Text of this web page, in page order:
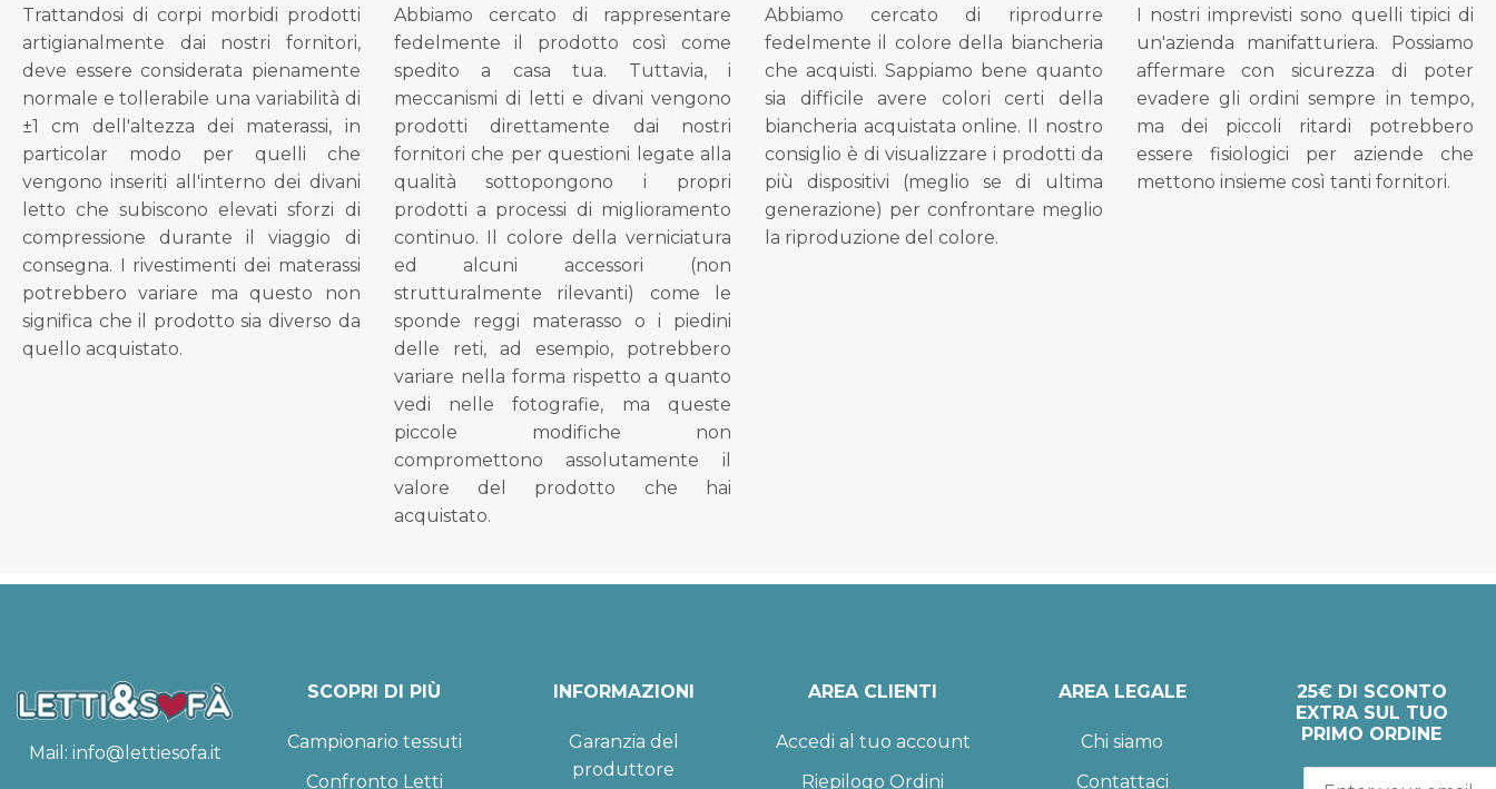
Trattandosi di corpi morbidi prodotti
artigianalmente dai nostri fornitori,
deve essere considerata pienamente
normale e tollerabile una variabilità di
±1 cm dell'altezza dei materassi, in
particolar modo per quelli che
vengono inseriti all'interno dei divani
letto che subiscono elevati sforzi di
compressione durante il viaggio di
consegna. I rivestimenti dei materassi
potrebbero variare ma questo non
significa che il prodotto sia diverso da
quello acquistato.
Abbiamo cercato di rappresentare
fedelmente il prodotto così come
spedito a casa tua. Tuttavia, i
meccanismi di letti e divani vengono
prodotti direttamente dai nostri
fornitori che per questioni legate alla
qualità sottopongono i propri
prodotti a processi di miglioramento
continuo. Il colore della verniciatura
ed alcuni accessori (non
strutturalmente rilevanti) come le
sponde reggi materasso o i piedini
delle reti, ad esempio, potrebbero
variare nella forma rispetto a quanto
vedi nelle fotografie, ma queste
piccole modifiche non
compromettono assolutamente il
valore del prodotto che hai
acquistato.
Abbiamo cercato di riprodurre
fedelmente il colore della biancheria
che acquisti. Sappiamo bene quanto
sia difficile avere colori certi della
biancheria acquistata online. Il nostro
consiglio è di visualizzare i prodotti da
più dispositivi (meglio se di ultima
generazione) per confrontare meglio
la riproduzione del colore.
I nostri imprevisti sono quelli tipici di
un'azienda manifatturiera. Possiamo
affermare con sicurezza di poter
evadere gli ordini sempre in tempo,
ma dei piccoli ritardi potrebbero
essere fisiologici per aziende che
mettono insieme così tanti fornitori.
Mail: info@lettiesofa.it
SCOPRI DI PIÙ
Campionario tessuti
Confronto Letti
INFORMAZIONI
Garanzia del
produttore
AREA CLIENTI
Accedi al tuo account
Riepilogo Ordini
AREA LEGALE
Chi siamo
Contattaci
25€ DI SCONTO
EXTRA SUL TUO
PRIMO ORDINE